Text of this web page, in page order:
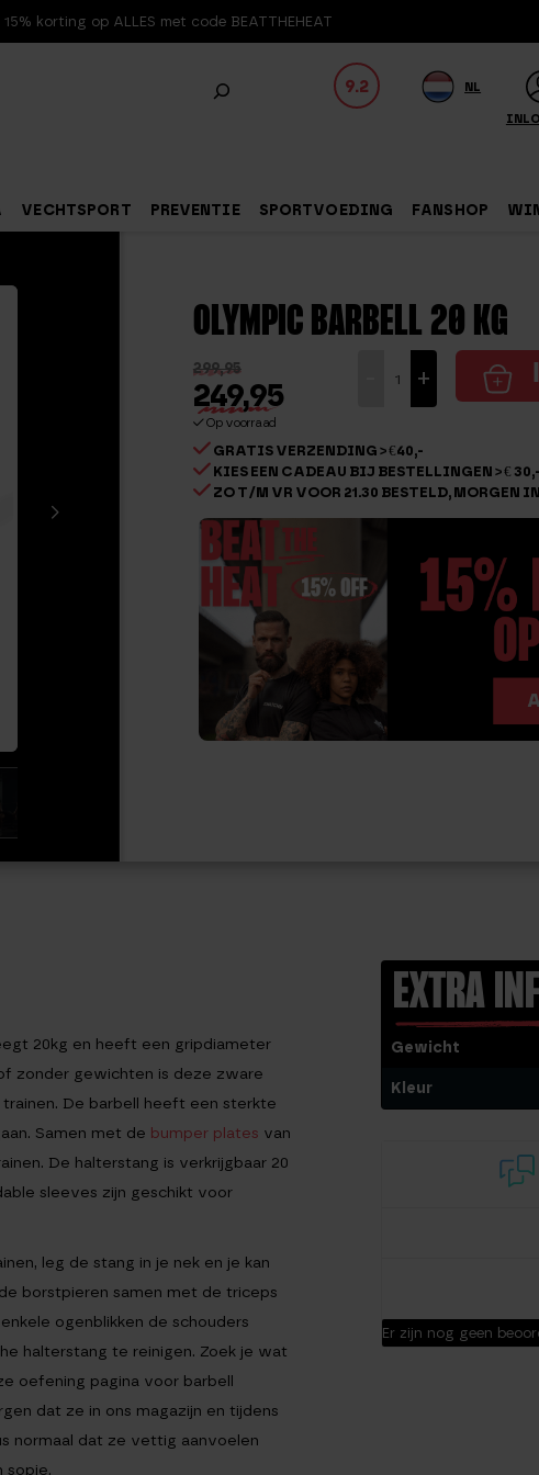
15% korting op ALLES met code BEATTHEHEAT
9.2 NL
VECHTSPORT PREVENTIE SPORTVOEDING FANSHOP
OLYMPIC BARBELL 20 KG
299,95
249,95
Op voorraad
kg
aantal
+
GRATIS VERZENDING > €40,-
KIES EEN CADEAU BIJ BESTELLINGEN > € 30,-
ZO T/M VR VOOR 21.30 BESTELD, MORGEN
20kg en heeft een gripdiameter
zonder gewichten is deze zware
De barbell heeft een sterkte
Samen met de bumper plates van
De halterstang is verkrijgbaar 20
sleeves zijn geschikt voor
leg de stang in je nek en je kan
borstpieren samen met de triceps
ogenblikken de schouders
halterstang te reinigen. Zoek je wat
oefening pagina voor barbell
dat ze in ons magazijn en tijdens
normaal dat ze vettig aanvoelen
sopje.
EXTRA
Gewicht
Kleur
Er zijn nog geen